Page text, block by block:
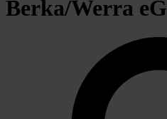
Berka/Werra eG